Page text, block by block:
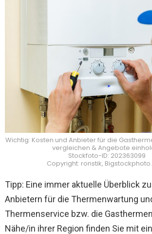
Wichtig: Kosten und Anbieter für die
vergleichen & Angebote
Stockfoto-ID: 202363099
Copyright: ronstik,
Tipp: Eine immer aktuelle Überblick
Anbietern für die Thermenwartung
Thermenservice bzw. die
Nähe/in ihrer Region finden Sie mit